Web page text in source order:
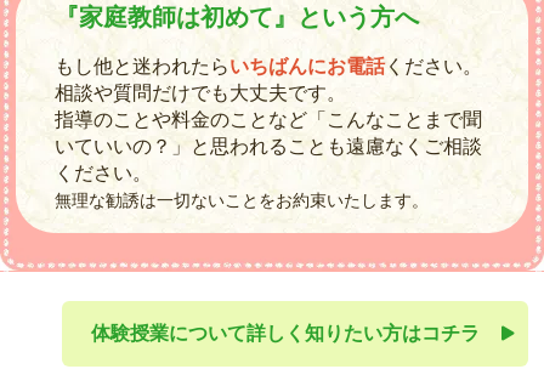
『家庭教師は初めて』という方へ
もし他と迷われたらいちばんにお電話ください。
相談や質問だけでも大丈夫です。
指導のことや料金のことなど「こんなことまで聞
いていいの？」と思われることも遠慮なくご相談
ください。
無理な勧誘は一切ないことをお約束いたします。
体験授業について詳しく知りたい方はコチラ